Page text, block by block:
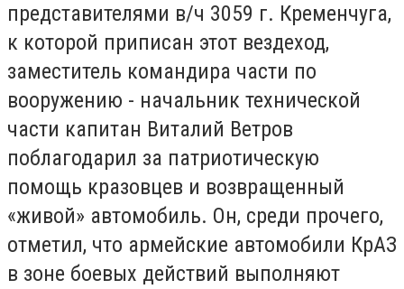
представителями в/ч 3059 г. Кременчуга,
к которой приписан этот вездеход,
заместитель командира части по
вооружению - начальник технической
части капитан Виталий Ветров
поблагодарил за патриотическую
помощь кразовцев и возвращенный
«живой» автомобиль. Он, среди прочего,
отметил, что армейские автомобили КрАЗ
в зоне боевых действий выполняют